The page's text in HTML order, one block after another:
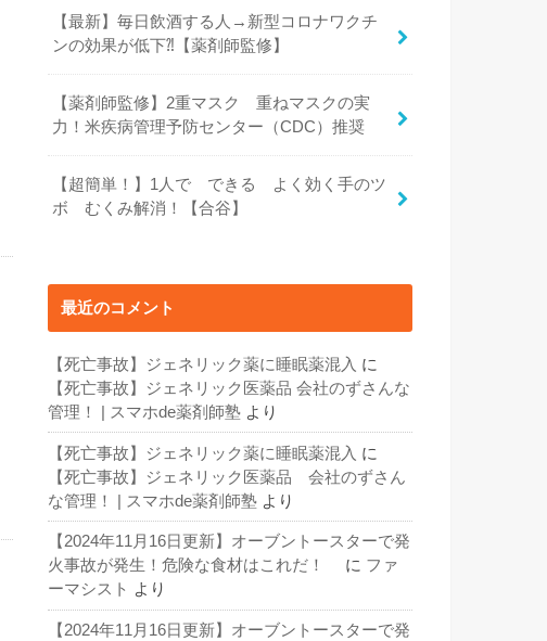
【最新】毎日飲酒する人→新型コロナワクチ
ンの効果が低下⁈【薬剤師監修】
【薬剤師監修】2重マスク 重ねマスクの実
力！米疾病管理予防センター（CDC）推奨
【超簡単！】1人で できる よく効く手のツ
ボ むくみ解消！【合谷】
最近のコメント
【死亡事故】ジェネリック薬に睡眠薬混入 に
【死亡事故】ジェネリック医薬品 会社のずさんな
管理！ | スマホde薬剤師塾 より
【死亡事故】ジェネリック薬に睡眠薬混入 に
【死亡事故】ジェネリック医薬品 会社のずさん
な管理！ | スマホde薬剤師塾 より
【2024年11月16日更新】オーブントースターで発
火事故が発生！危険な食材はこれだ！
に ファ
ーマシスト
より
【2024年11月16日更新】オーブントースターで発